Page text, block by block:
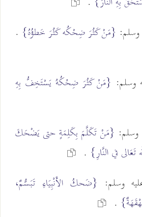
وسلم: {مَنْ كَثُرَ ضِحْكُه كَثُرَ خَطؤُهُ} .
وسلم: {مَنْ كَثُرَ ضِحْكُهُ يَسْتَخِفُّ بِهِ
وسلم: {مَنْ تَكَلَّمَ بِكَلِمَةٍ حتى يَضْحَكَ
تَعَالى في النَّارِ} .
وسلم: {ضَحكُ الأَنْبِيَاءِ تَبَسُّمٌ،
.